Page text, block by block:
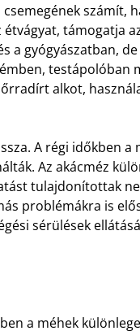
számít,
támogatja
a gyógyászatban,
testápolóban
alkot,
A régi időkben a
Az akácméz
tulajdonítottak
problémákra is
sérülések
a méhek